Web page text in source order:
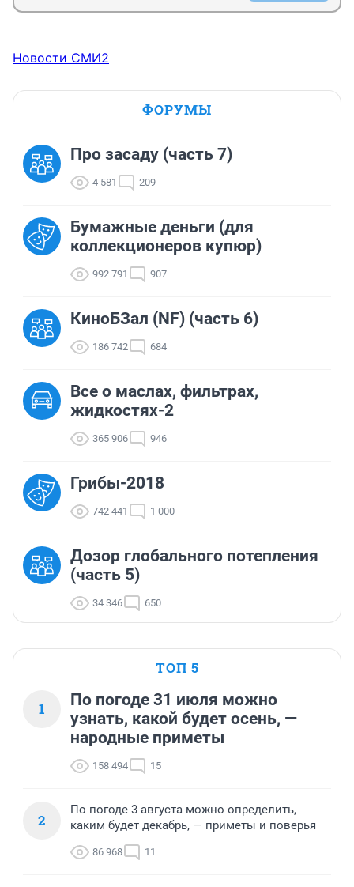
Новости СМИ2
ФОРУМЫ
Про засаду (часть 7)
4 581 209
Бумажные деньги (для
коллекционеров купюр)
992 791 907
КиноБЗал (NF) (часть 6)
186 742 684
Все о маслах, фильтрах,
жидкостях-2
365 906 946
Грибы-2018
742 441 1 000
Дозор глобального потепления
(часть 5)
34 346 650
ТОП 5
1
По погоде 31 июля можно
узнать, какой будет осень, —
народные приметы
158 494 15
2
По погоде 3 августа можно определить,
каким будет декабрь, — приметы и поверья
86 968 11